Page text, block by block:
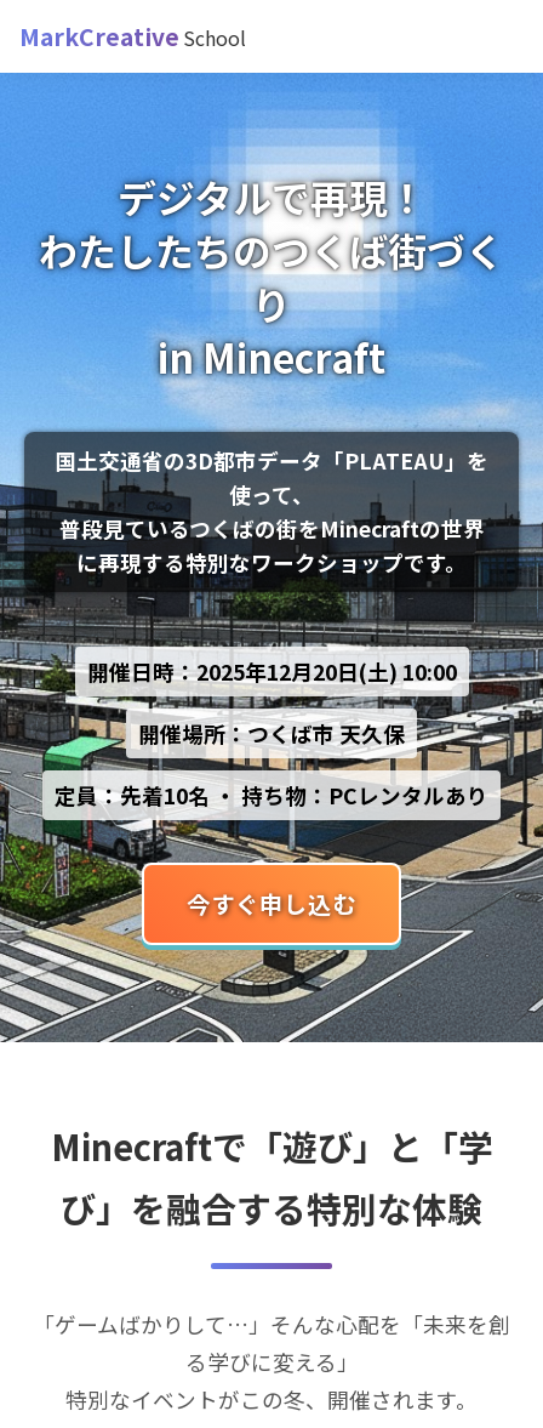
MarkCreative School
デジタルで再現！
わたしたちのつくば街づく
り
in Minecraft
国土交通省の3D都市データ「PLATEAU」を
使って、
普段見ているつくばの街をMinecraftの世界
に再現する特別なワークショップです。
開催日時：2025年12月20日(土) 10:00
開催場所：つくば市 天久保
定員：先着10名 ・ 持ち物：PCレンタルあり
今すぐ申し込む
Minecraftで「遊び」と「学
び」を融合する特別な体験
「ゲームばかりして…」そんな心配を「未来を創
る学びに変える」
特別なイベントがこの冬、開催されます。